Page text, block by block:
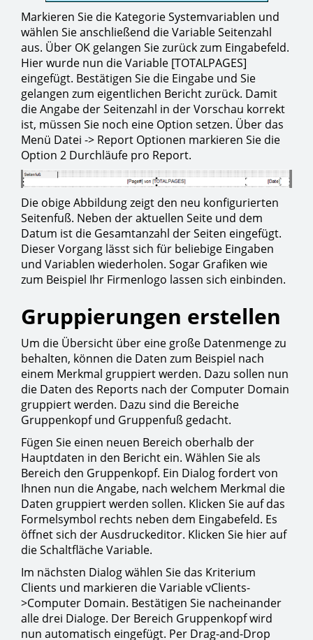
Markieren Sie die Kategorie Systemvariablen und
wählen Sie anschließend die Variable Seitenzahl
aus. Über OK gelangen Sie zurück zum Eingabefeld.
Hier wurde nun die Variable [TOTALPAGES]
eingefügt. Bestätigen Sie die Eingabe und Sie
gelangen zum eigentlichen Bericht zurück. Damit
die Angabe der Seitenzahl in der Vorschau korrekt
ist, müssen Sie noch eine Option setzen. Über das
Menü Datei -> Report Optionen markieren Sie die
Option 2 Durchläufe pro Report.
Die obige Abbildung zeigt den neu konfigurierten
Seitenfuß. Neben der aktuellen Seite und dem
Datum ist die Gesamtanzahl der Seiten eingefügt.
Dieser Vorgang lässt sich für beliebige Eingaben
und Variablen wiederholen. Sogar Grafiken wie
zum Beispiel Ihr Firmenlogo lassen sich einbinden.
Gruppierungen erstellen
Um die Übersicht über eine große Datenmenge zu
behalten, können die Daten zum Beispiel nach
einem Merkmal gruppiert werden. Dazu sollen nun
die Daten des Reports nach der Computer Domain
gruppiert werden. Dazu sind die Bereiche
Gruppenkopf und Gruppenfuß gedacht.
Fügen Sie einen neuen Bereich oberhalb der
Hauptdaten in den Bericht ein. Wählen Sie als
Bereich den Gruppenkopf. Ein Dialog fordert von
Ihnen nun die Angabe, nach welchem Merkmal die
Daten gruppiert werden sollen. Klicken Sie auf das
Formelsymbol rechts neben dem Eingabefeld. Es
öffnet sich der Ausdruckeditor. Klicken Sie hier auf
die Schaltfläche Variable.
Im nächsten Dialog wählen Sie das Kriterium
Clients und markieren die Variable vClients-
>Computer Domain. Bestätigen Sie nacheinander
alle drei Dialoge. Der Bereich Gruppenkopf wird
nun automatisch eingefügt. Per Drag-and-Drop